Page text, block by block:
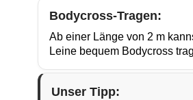
Bodycross-Tragen:
Ab einer Länge von 2 m
Leine bequem Bodycross
Unser Tipp: